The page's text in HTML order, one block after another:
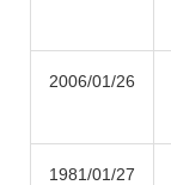
2006/01/26
1981/01/27